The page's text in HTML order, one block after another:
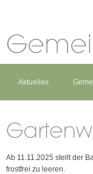
Aktuelles
Ab 11.11.2025 stellt der
frostfrei zu leeren.